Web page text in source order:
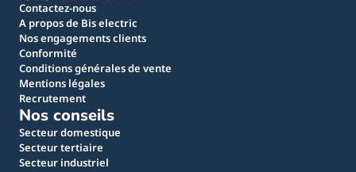
Contactez-nous
A propos de Bis electric
Nos engagements clients
Conformité
Conditions générales de vente
Mentions légales
Recrutement
Nos conseils
Secteur domestique
Secteur tertiaire
Secteur industriel